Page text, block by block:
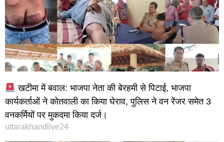
खटीमा में बवाल: भाजपा नेता की बेरहमी से पिटाई, भाजपा
कार्यकर्ताओं ने कोतवाली का किया घेराव, पुलिस ने वन रेंजर समेत 3
वनकर्मियों पर मुकदमा किया दर्ज।
uttarakhandlive24